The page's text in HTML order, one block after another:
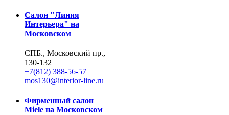
Салон "Линия
Интерьера" на
Московском
СПБ., Московский пр.,
130-132
+7(812) 388-56-57
mos130@interior-line.ru
Фирменный салон
Miele на Московском